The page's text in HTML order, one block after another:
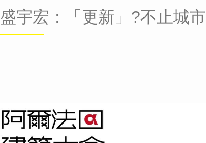
盛宇宏：「更新」?不止城市